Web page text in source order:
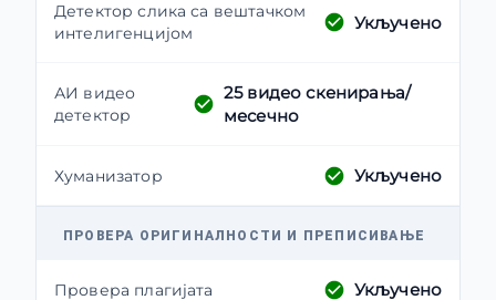
Детектор слика са вештачком
интелигенцијом
Укључено
АИ видео
детектор
25 видео скенирања/
месечно
Хуманизатор Укључено
ПРОВЕРА ОРИГИНАЛНОСТИ И ПРЕПИСИВАЊЕ
Провера плагијата Укључено